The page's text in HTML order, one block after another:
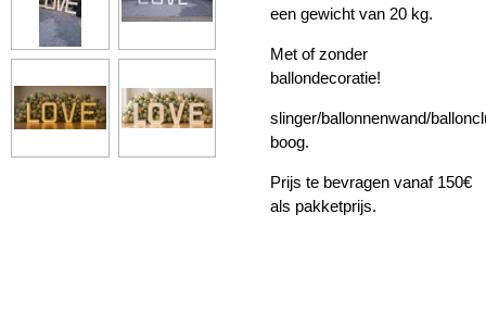
een gewicht van 20 kg.
Met of zonder
ballondecoratie!
slinger/ballonnenwand/
boog.
Prijs te bevragen vanaf 150€
als pakketprijs.